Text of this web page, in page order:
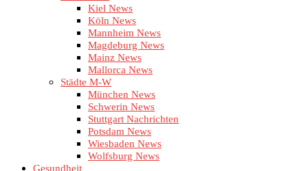
Kiel News
Köln News
Mannheim News
Magdeburg News
Mainz News
Mallorca News
Städte M-W
München News
Schwerin News
Stuttgart Nachrichten
Potsdam News
Wiesbaden News
Wolfsburg News
Gesundheit